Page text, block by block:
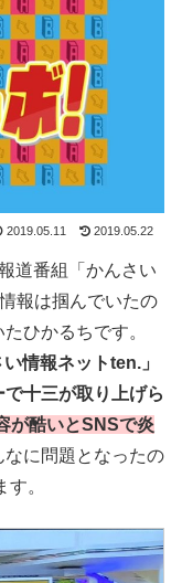
2019.05.11 2019.05.22
道番組「かんさい
報は掴んでいたの
ひかるちです。
情報ネットten.」
十三が取り上げら
が酷いとSNSで炎
なに問題となったの
。